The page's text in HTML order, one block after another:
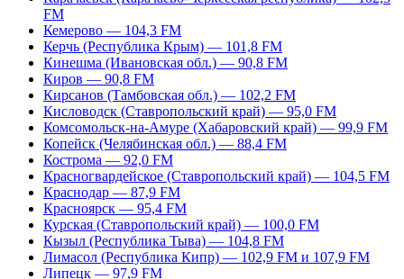
FM
Кемерово — 104,3 FM
Керчь (Республика Крым) — 101,8 FM
Кинешма (Ивановская обл.) — 90,8 FM
Киров — 90,8 FM
Кирсанов (Тамбовская обл.) — 102,2 FM
Кисловодск (Ставропольский край) — 95,0 FM
Комсомольск-на-Амуре (Хабаровский край) — 99,9 FM
Копейск (Челябинская обл.) — 88,4 FM
Кострома — 92,0 FM
Красногвардейское (Ставропольский край) — 104,5 FM
Краснодар — 87,9 FM
Красноярск — 95,4 FM
Курская (Ставропольский край) — 100,0 FM
Кызыл (Республика Тыва) — 104,8 FM
Лимасол (Республика Кипр) — 102,9 FM и 107,9 FM
Липецк — 97,9 FM